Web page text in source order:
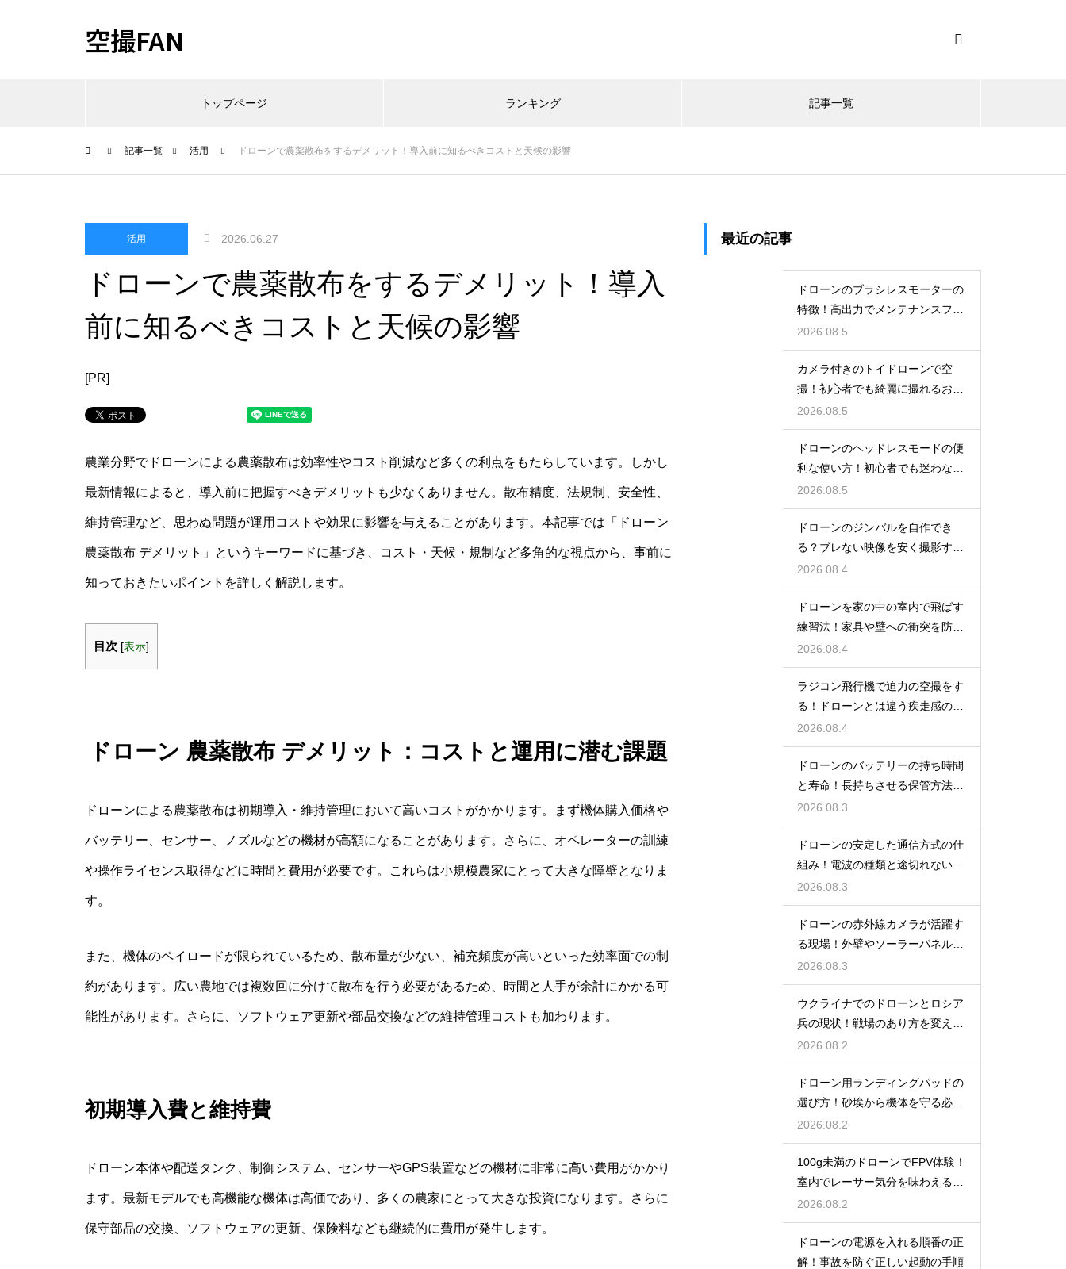
空撮FAN
トップページ ランキング 記事一覧
記事一覧 活用 ドローンで農薬散布をするデメリット！導入前に知るべきコストと天候の影響
活用 2026.06.27
ドローンで農薬散布をするデメリット！導入
前に知るべきコストと天候の影響
[PR]
農業分野でドローンによる農薬散布は効率性やコスト削減など多くの利点をもたらしています。しかし
最新情報によると、導入前に把握すべきデメリットも少なくありません。散布精度、法規制、安全性、
維持管理など、思わぬ問題が運用コストや効果に影響を与えることがあります。本記事では「ドローン
農薬散布 デメリット」というキーワードに基づき、コスト・天候・規制など多角的な視点から、事前に
知っておきたいポイントを詳しく解説します。
目次 [表示]
ドローン 農薬散布 デメリット：コストと運用に潜む課題
ドローンによる農薬散布は初期導入・維持管理において高いコストがかかります。まず機体購入価格や
バッテリー、センサー、ノズルなどの機材が高額になることがあります。さらに、オペレーターの訓練
や操作ライセンス取得などに時間と費用が必要です。これらは小規模農家にとって大きな障壁となりま
す。
また、機体のペイロードが限られているため、散布量が少ない、補充頻度が高いといった効率面での制
約があります。広い農地では複数回に分けて散布を行う必要があるため、時間と人手が余計にかかる可
能性があります。さらに、ソフトウェア更新や部品交換などの維持管理コストも加わります。
初期導入費と維持費
ドローン本体や配送タンク、制御システム、センサーやGPS装置などの機材に非常に高い費用がかかり
ます。最新モデルでも高機能な機体は高価であり、多くの農家にとって大きな投資になります。さらに
保守部品の交換、ソフトウェアの更新、保険料なども継続的に費用が発生します。
最近の記事
ドローンのブラシレスモーターの
特徴！高出力でメンテナンスフリ
ーの仕組み
2026.08.5
カメラ付きのトイドローンで空
撮！初心者でも綺麗に撮れるおす
すめ機種
2026.08.5
ドローンのヘッドレスモードの便
利な使い方！初心者でも迷わない
操縦
2026.08.5
ドローンのジンバルを自作でき
る？ブレない映像を安く撮影する
裏技
2026.08.4
ドローンを家の中の室内で飛ばす
練習法！家具や壁への衝突を防ぐ
安全対策
2026.08.4
ラジコン飛行機で迫力の空撮をす
る！ドローンとは違う疾走感の楽
しみ
2026.08.4
ドローンのバッテリーの持ち時間
と寿命！長持ちさせる保管方法と
充電のコツ
2026.08.3
ドローンの安定した通信方式の仕
組み！電波の種類と途切れない操
縦の秘訣
2026.08.3
ドローンの赤外線カメラが活躍す
る現場！外壁やソーラーパネル調
査の強み
2026.08.3
ウクライナでのドローンとロシア
兵の現状！戦場のあり方を変えた
兵器の実態
2026.08.2
ドローン用ランディングパッドの
選び方！砂埃から機体を守る必需
品
2026.08.2
100g未満のドローンでFPV体験！
室内でレーサー気分を味わえる機
体
2026.08.2
ドローンの電源を入れる順番の正
解！事故を防ぐ正しい起動の手順